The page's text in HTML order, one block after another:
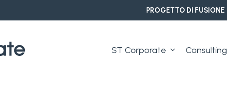
PROGETTO DI FUSIONE
ST Corporate Consulting